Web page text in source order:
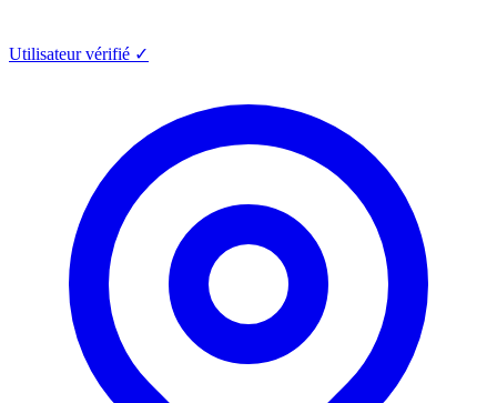
Utilisateur vérifié ✓